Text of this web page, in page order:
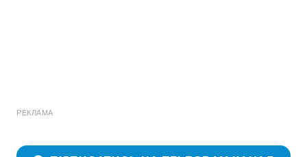
РЕКЛАМА